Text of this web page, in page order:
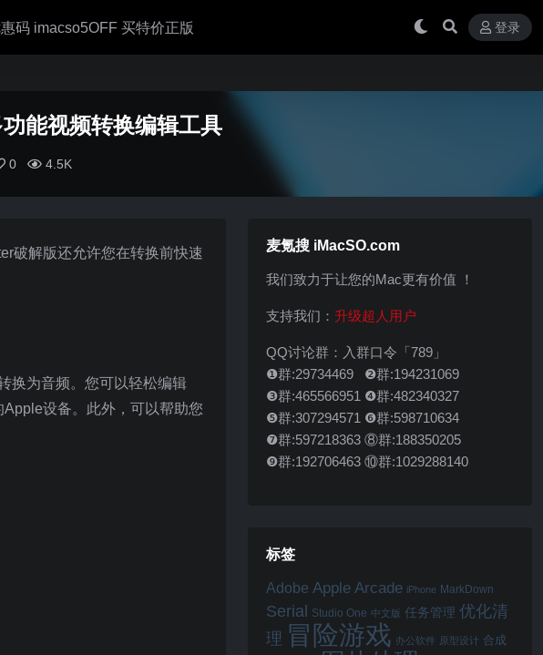
码 imacso5OFF 买特价正版 登录
能视频转换编辑工具
0 4.5K
破解版还允许您在转换前快速
换为音频。您可以轻松编辑
设备。此外，可以帮助您
麦氪搜 iMacSO.com
我们致力于让您的Mac更有价值 ！
支持我们： 升级超人用户
QQ讨论群：入群口令「789」
❶群:29734469 ❷群:194231069
❸群:465566951 ❹群:482340327
❺群:307294571 ❻群:598710634
❼群:597218363 ⑧群:188350205
❾群:192706463 ⑩群:1029288140
标签
Adobe Apple Arcade iPhone MarkDown
Serial Studio One 中文版 任务管理 优化清
理 冒险游戏 办公软件 原型设计 合成